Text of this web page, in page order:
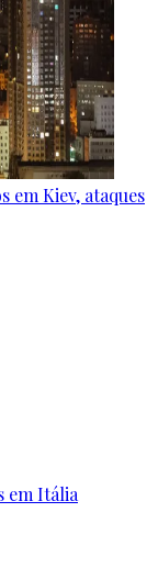
em Kiev, ataques
em Itália